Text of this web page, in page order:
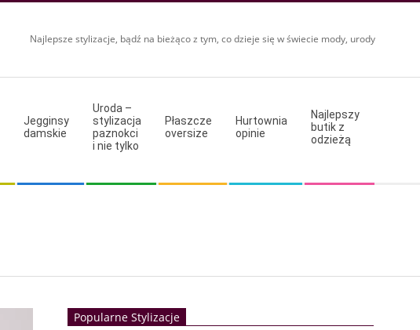
Najlepsze stylizacje, bądź na bieżąco z tym, co dzieje się w świecie mody, urody
Jegginsy
damskie
Uroda –
stylizacja
paznokci
i nie tylko
Płaszcze
oversize
Hurtownia
opinie
Najlepszy
butik z
odzieżą
Popularne Stylizacje